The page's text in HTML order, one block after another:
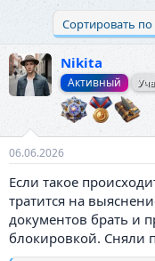
Сортировать по
Nikita
Активный
06.06.2026
Если такое
тратится на
документов брать и
блокировкой. Сняли